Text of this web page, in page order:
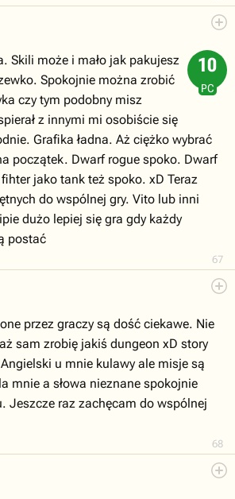
67
10
PC
Skili może i mało jak pakujesz
Spokojnie można zrobić
czy tym podobny misz
z innymi mi osobiście się
Grafika ładna. Aż ciężko wybrać
początek. Dwarf rogue spoko. Dwarf
jako tank też spoko. xD Teraz
do wspólnej gry. Vito lub inni
dużo lepiej się gra gdy każdy
postać
68
przez graczy są dość ciekawe. Nie
sam zrobię jakiś dungeon xD story
u mnie kulawy ale misje są
mnie a słowa nieznane spokojnie
Jeszcze raz zachęcam do wspólnej